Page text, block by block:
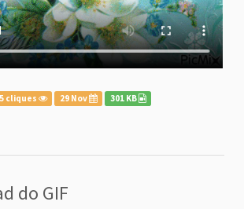
cliques 29 Nov 301 KB
do GIF